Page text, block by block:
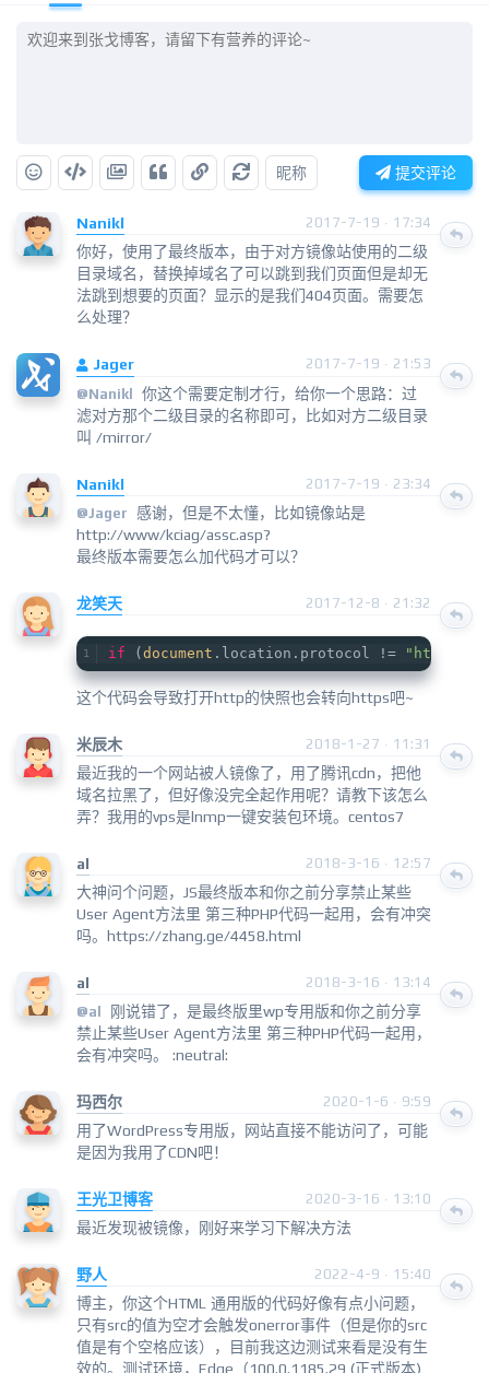
昵称 提交评论
Nanikl 2017-7-19 · 17:34
你好，使用了最终版本，由于对方镜像站使用的二级
目录域名，替换掉域名了可以跳到我们页面但是却无
法跳到想要的页面？显示的是我们404页面。需要怎
么处理？
Jager
2017-7-19 · 21:53
@Nanikl 你这个需要定制才行，给你一个思路：过
滤对方那个二级目录的名称即可，比如对方二级目录
叫 /mirror/
Nanikl
2017-7-19 · 23:34
@Jager 感谢，但是不太懂，比如镜像站是
http://www/kciag/assc.asp?
最终版本需要怎么加代码才可以？
龙笑天 2017-12-8 · 21:32
if (document .location.protocol != "https:"
这个代码会导致打开http的快照也会转向https吧~
米辰木 2018-1-27 · 11:31
最近我的一个网站被人镜像了，用了腾讯cdn，把他
域名拉黑了，但好像没完全起作用呢？请教下该怎么
弄？我用的vps是lnmp一键安装包环境。centos7
al 2018-3-16 · 12:57
大神问个问题，JS最终版本和你之前分享禁止某些
User Agent方法里 第三种PHP代码一起用，会有冲突
吗。https://zhang.ge/4458.html
al
2018-3-16 · 13:14
@al
刚说错了，是最终版里wp专用版和你之前分享
禁止某些User Agent方法里 第三种PHP代码一起用，
会有冲突吗。 :neutral:
玛西尔 2020-1-6 · 9:59
用了WordPress专用版，网站直接不能访问了，可能
是因为我用了CDN吧！
王光卫博客 2020-3-16 · 13:10
最近发现被镜像，刚好来学习下解决方法
野人 2022-4-9 · 15:40
博主，你这个HTML 通用版的代码好像有点小问题，
只有src的值为空才会触发onerror事件（但是你的src
值是有个空格应该），目前我这边测试来看是没有生
效的。测试环境，Edge（100.0.1185.29 (正式版本)